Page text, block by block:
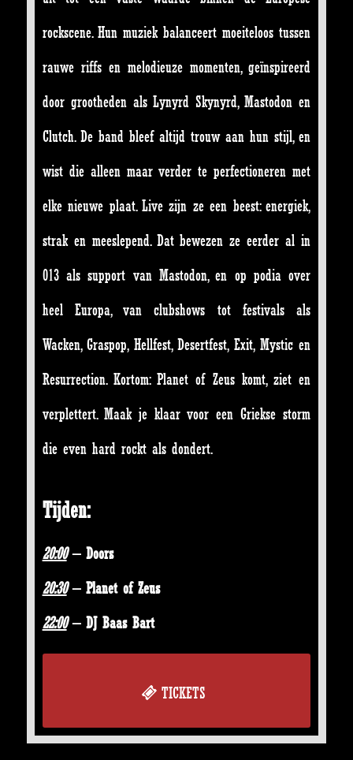
rockscene. Hun muziek balanceert moeiteloos tussen
rauwe riffs en melodieuze momenten, geïnspireerd
door grootheden als Lynyrd Skynyrd, Mastodon en
Clutch. De band bleef altijd trouw aan hun stijl, en
wist die alleen maar verder te perfectioneren met
elke nieuwe plaat. Live zijn ze een beest: energiek,
strak en meeslepend. Dat bewezen ze eerder al in
013 als support van Mastodon, en op podia over
heel Europa, van clubshows tot festivals als
Wacken, Graspop, Hellfest, Desertfest, Exit, Mystic en
Resurrection. Kortom: Planet of Zeus komt, ziet en
verplettert. Maak je klaar voor een Griekse storm
die even hard rockt als dondert.
Tijden:
20:00– Doors
20:30– Planet of Zeus
22:00– DJ Baas Bart
TICKETS